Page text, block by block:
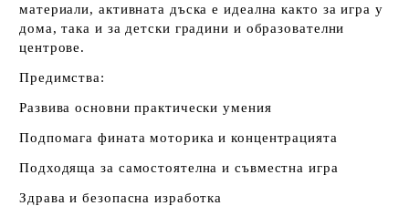
материали, активната дъска е идеална както за игра у
дома, така и за детски градини и образователни
центрове.
Предимства:
Развива основни практически умения
Подпомага фината моторика и концентрацията
Подходяща за самостоятелна и съвместна игра
Здрава и безопасна изработка